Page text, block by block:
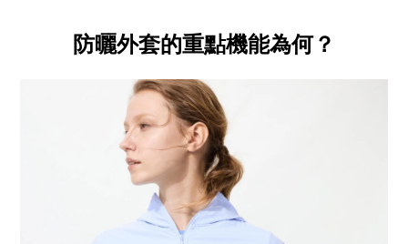
防曬外套的重點機能為何？